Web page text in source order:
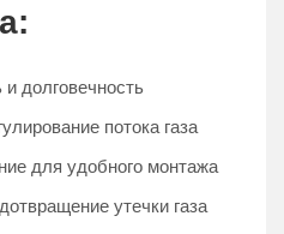
долговечность
потока газа
для удобного монтажа
утечки газа